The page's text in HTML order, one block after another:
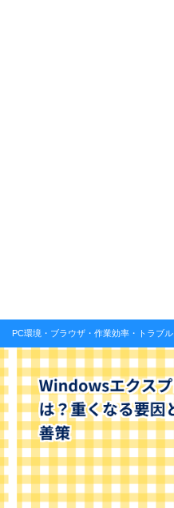
PC環境・ブラウザ・作業効率・トラブル